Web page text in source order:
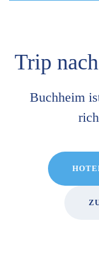
Trip
Buchheim